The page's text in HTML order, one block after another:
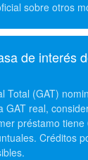
sobre otros
de interés
Total (GAT)
GAT real,
préstamo
Créditos